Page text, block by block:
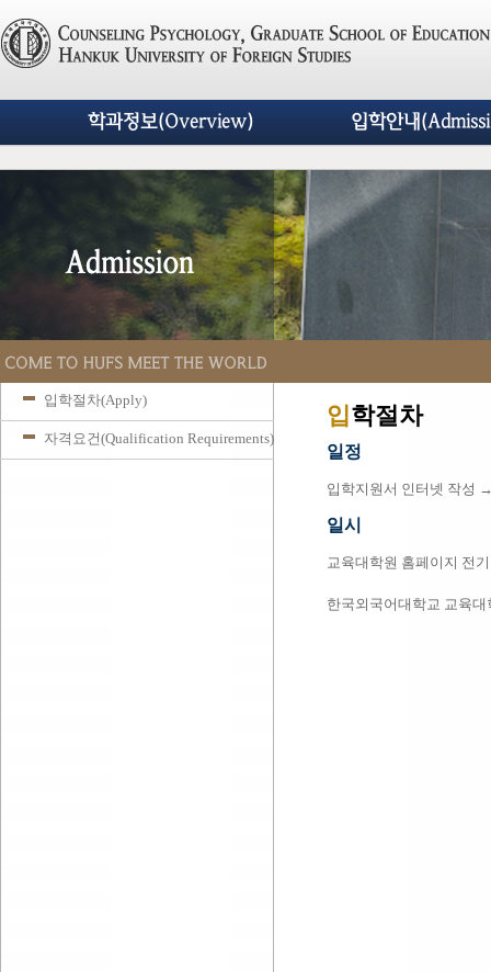
학과정보(Overview) 입학안내
입학절차(Apply)
자격요건(Qualification Requirements)
입학절차
일정
입학지원서 인터넷 작성
일시
교육대학원 홈페이지 전
한국외국어대학교 교육